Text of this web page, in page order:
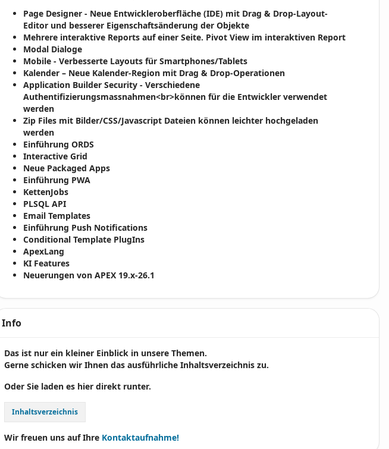
Page Designer - Neue Entwickleroberfläche (IDE) mit Drag & Drop-Layout-
Editor und besserer Eigenschaftsänderung der Objekte
Mehrere interaktive Reports auf einer Seite. Pivot View im interaktiven Report
Modal Dialoge
Mobile - Verbesserte Layouts für Smartphones/Tablets
Kalender – Neue Kalender-Region mit Drag & Drop-Operationen
Application Builder Security - Verschiedene
Authentifizierungsmassnahmen<br>können für die Entwickler verwendet
werden
Zip Files mit Bilder/CSS/Javascript Dateien können leichter hochgeladen
werden
Einführung ORDS
Interactive Grid
Neue Packaged Apps
Einführung PWA
KettenJobs
PLSQL API
Email Templates
Einführung Push Notifications
Conditional Template PlugIns
ApexLang
KI Features
Neuerungen von APEX 19.x-26.1
Info
Das ist nur ein kleiner Einblick in unsere Themen.
Gerne schicken wir Ihnen das ausführliche Inhaltsverzeichnis zu.
Oder Sie laden es hier direkt runter.
Inhaltsverzeichnis
Wir freuen uns auf Ihre Kontaktaufnahme!